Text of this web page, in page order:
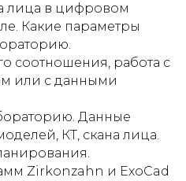
лица в цифровом
Какие параметры
соотношения, работа с
или с данными
Данные
КТ, скана лица.
Zirkonzahn и ExoCad